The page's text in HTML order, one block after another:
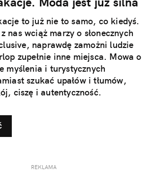
to już nie to samo, co kiedyś.
nas wciąż marzy o słonecznych
naprawdę zamożni ludzie
zupełnie inne miejsca. Mowa o
myślenia i turystycznych
szukać upałów i tłumów,
ciszę i autentyczność.
REKLAMA